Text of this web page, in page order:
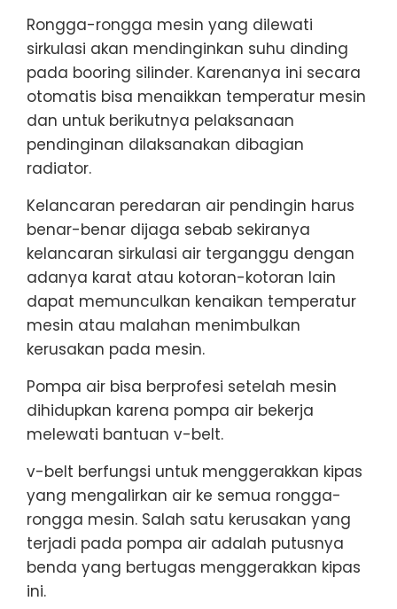
Rongga-rongga mesin yang dilewati
sirkulasi akan mendinginkan suhu dinding
pada booring silinder. Karenanya ini secara
otomatis bisa menaikkan temperatur mesin
dan untuk berikutnya pelaksanaan
pendinginan dilaksanakan dibagian
radiator.
Kelancaran peredaran air pendingin harus
benar-benar dijaga sebab sekiranya
kelancaran sirkulasi air terganggu dengan
adanya karat atau kotoran-kotoran lain
dapat memunculkan kenaikan temperatur
mesin atau malahan menimbulkan
kerusakan pada mesin.
Pompa air bisa berprofesi setelah mesin
dihidupkan karena pompa air bekerja
melewati bantuan v-belt.
v-belt berfungsi untuk menggerakkan kipas
yang mengalirkan air ke semua rongga-
rongga mesin. Salah satu kerusakan yang
terjadi pada pompa air adalah putusnya
benda yang bertugas menggerakkan kipas
ini.